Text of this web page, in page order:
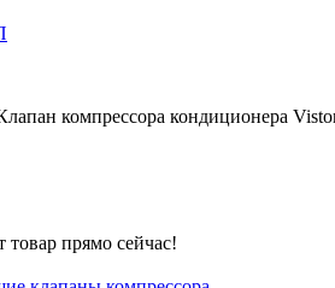
компрессора кондиционера
товар прямо сейчас!